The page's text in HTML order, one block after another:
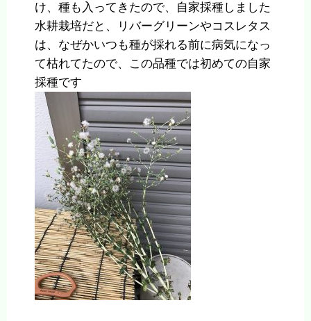
け、種も入ってきたので、自家採種しました
水耕栽培だと、リバーグリーンやコスレタス
は、なぜかいつも種が採れる前に病気になっ
て枯れてたので、この品種では初めての自家
採種です